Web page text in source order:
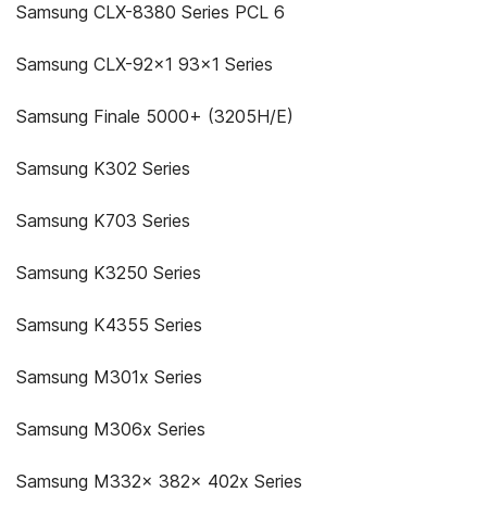
Samsung CLX-8380 Series PCL 6
Samsung CLX-92x1 93x1 Series
Samsung Finale 5000+ (3205H/E)
Samsung K302 Series
Samsung K703 Series
Samsung K3250 Series
Samsung K4355 Series
Samsung M301x Series
Samsung M306x Series
Samsung M332x 382x 402x Series